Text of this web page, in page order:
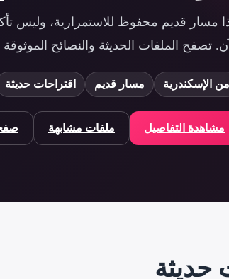
مسار قديم محفوظ للاستمرارية، وليس
تصفح الملفات الحديثة والنصائح
من الإسكندرية مسار قديم اقتراحات حديثة
مشاهدة التفاصيل ملفات مشابهة
حديثة